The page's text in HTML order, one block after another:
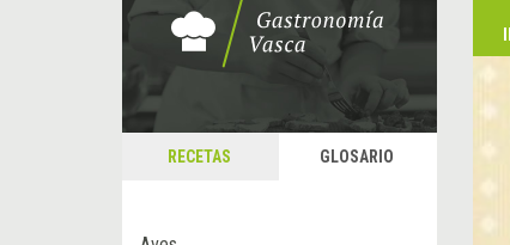
RECETAS GLOSARIO